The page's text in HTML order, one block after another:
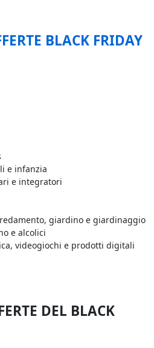
BLACK FRIDAY
e infanzia
e integratori
giardino e giardinaggio
e alcolici
videogiochi e prodotti digitali
DEL BLACK